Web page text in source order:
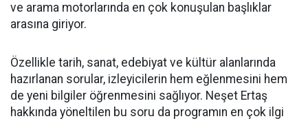
ve arama motorlarında en çok konuşulan başlıklar
arasına giriyor.
Özellikle tarih, sanat, edebiyat ve kültür alanlarında
hazırlanan sorular, izleyicilerin hem eğlenmesini hem
de yeni bilgiler öğrenmesini sağlıyor. Neşet Ertaş
hakkında yöneltilen bu soru da programın en çok ilgi